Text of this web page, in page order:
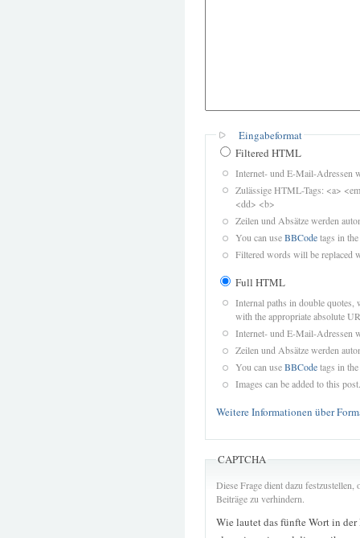
Eingabeformat
Filtered HTML
Internet- und E-Mail-Adressen
Zulässige HTML-Tags: <a>
<dd> <b>
Zeilen und Absätze werden
You can useBBCodetags in
Filtered words will be replaced
Full HTML
Internal paths in double quotes,
with the appropriate absolute
Internet- und E-Mail-Adressen
Zeilen und Absätze werden
You can useBBCodetags in
Images can be added to this post.
Weitere Informationen über
CAPTCHA
Diese Frage dient dazu
Beiträge zu verhindern.
Wie lautet das fünfte Wort in der